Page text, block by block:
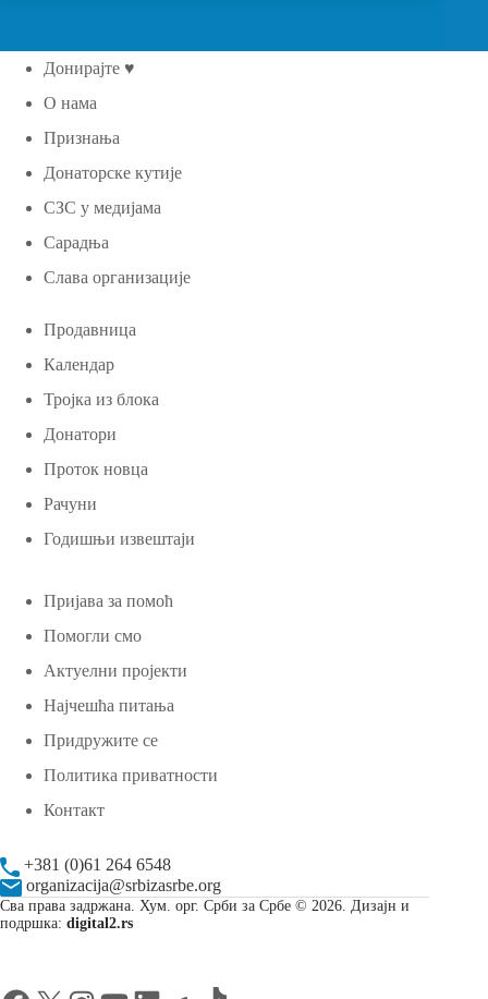
Донирајте ♥
О нама
Признања
Донаторске кутије
СЗС у медијама
Сарадња
Слава организације
Продавница
Календар
Тројка из блока
Донатори
Проток новца
Рачуни
Годишњи извештаји
Пријава за помоћ
Помогли смо
Актуелни пројекти
Најчешћа питања
Придружите се
Политика приватности
Контакт
+381 (0)61 264 6548
organizacija@srbizasrbe.org
Сва права задржана. Хум. орг. Срби за Србе © 2026. Дизајн и
подршка: digital2.rs